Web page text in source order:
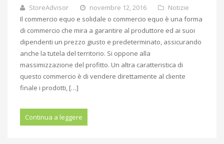
StoreAdvisor novembre 12, 2016
Notizie
Il commercio equo e solidale o commercio equo è una forma
di commercio che mira a garantire al produttore ed ai suoi
dipendenti un prezzo giusto e predeterminato, assicurando
anche la tutela del territorio. Si oppone alla
massimizzazione del profitto. Un altra caratteristica di
questo commercio è di vendere direttamente al cliente
finale i prodotti, […]
Continua a leggere